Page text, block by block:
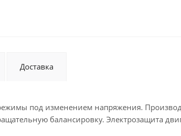
Доставка
под изменением напряжения.
балансировку. Электрозащита